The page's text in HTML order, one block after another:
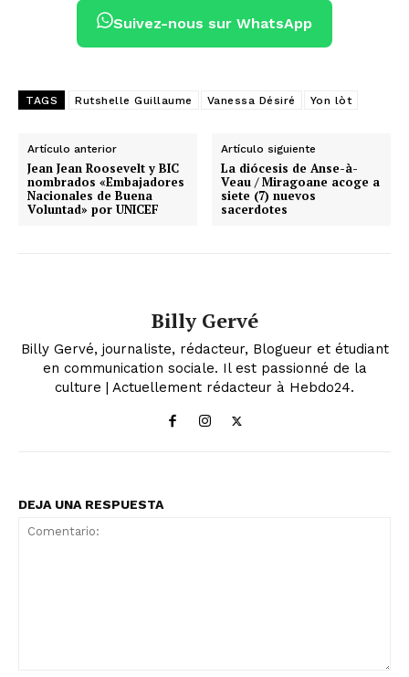
Suivez-nous sur WhatsApp
TAGS Rutshelle Guillaume Vanessa Désiré Yon lòt
Artículo anterior
Jean Jean Roosevelt y BIC
nombrados «Embajadores
Nacionales de Buena
Voluntad» por UNICEF
Artículo siguiente
La diócesis de Anse-à-
Veau / Miragoane acoge a
siete (7) nuevos
sacerdotes
Billy Gervé
Billy Gervé, journaliste, rédacteur, Blogueur et étudiant
en communication sociale. Il est passionné de la
culture | Actuellement rédacteur à Hebdo24.
DEJA UNA RESPUESTA